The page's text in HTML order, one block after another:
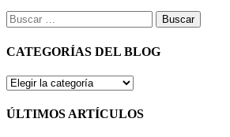
Buscar:
CATEGORÍAS DEL BLOG
CATEGORÍAS
BLOG
ÚLTIMOS ARTÍCULOS